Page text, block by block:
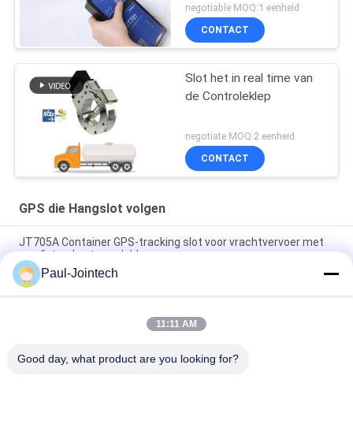
negotiable MOQ:1 eenheid
CONTACT
Slot het in real time van
de Controleklep
negotiate MOQ:2 eenheid
CONTACT
GPS die Hangslot volgen
JT705A Container GPS-tracking slot voor vrachtvervoer met
op afstand ontgrendeld
Anti-diefstal 15000mAh-Batterij GPS die Hangslot met
Afstandsbediening volgen
Jointech JT709A Container GPS tracking hangslot waterdicht
Paul-Jointech
11:11 AM
Good day, what product are you looking for?